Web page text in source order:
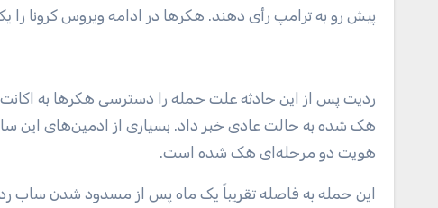
پیش رو به ترامپ رأی دهند. هکرها در ادامه ویروس کرونا
ردیت پس از این حادثه علت حمله را دسترسی هکرها به
هک شده به حالت عادی خبر داد. بسیاری از ادمین‌های این
هویت دو مرحله‌ای هک شده است.
این حمله به فاصله تقریباً یک ماه پس از مسدود شدن